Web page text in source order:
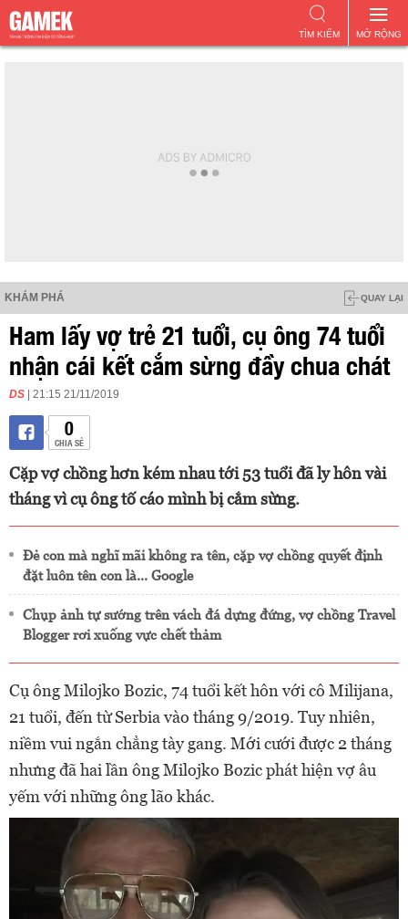
MỞ RỘNG
TÌM KIẾM
KHÁM PHÁ QUAY LẠI
Ham lấy vợ trẻ 21 tuổi, cụ ông 74 tuổi
nhận cái kết cắm sừng đầy chua chát
DS | 21:15 21/11/2019
0
CHIA SẺ
Cặp vợ chồng hơn kém nhau tới 53 tuổi đã ly hôn vài
tháng vì cụ ông tố cáo mình bị cắm sừng.
Đẻ con mà nghĩ mãi không ra tên, cặp vợ chồng quyết định
đặt luôn tên con là... Google
Chụp ảnh tự sướng trên vách đá dựng đứng, vợ chồng Travel
Blogger rơi xuống vực chết thảm
Cụ ông Milojko Bozic, 74 tuổi kết hôn với cô Milijana,
21 tuổi, đến từ Serbia vào tháng 9/2019. Tuy nhiên,
niềm vui ngắn chẳng tày gang. Mới cưới được 2 tháng
nhưng đã hai lần ông Milojko Bozic phát hiện vợ âu
yếm với những ông lão khác.